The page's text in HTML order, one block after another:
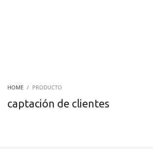
HOME PRODUCTO
captación de clientes